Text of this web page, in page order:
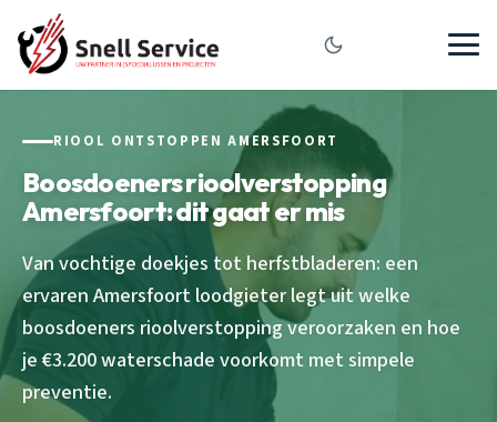
RIOOL ONTSTOPPEN AMERSFOORT
Boosdoeners rioolverstopping
Amersfoort: dit gaat er mis
Van vochtige doekjes tot herfstbladeren: een
ervaren Amersfoort loodgieter legt uit welke
boosdoeners rioolverstopping veroorzaken en hoe
je €3.200 waterschade voorkomt met simpele
preventie.